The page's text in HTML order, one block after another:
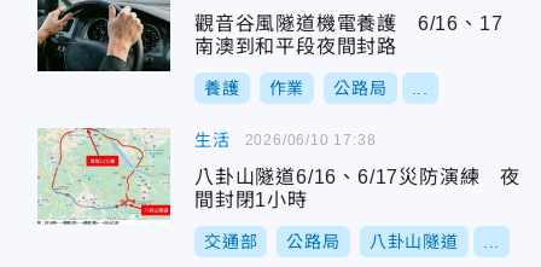
觀音谷風隧道機電養護 6/16、17
南澳到和平段夜間封路
養護 作業 公路局
生活
八卦山隧道6/16、6/17災防演練 夜
間封閉1小時
交通部 公路局 八卦山隧道
2026/06/10 17:38